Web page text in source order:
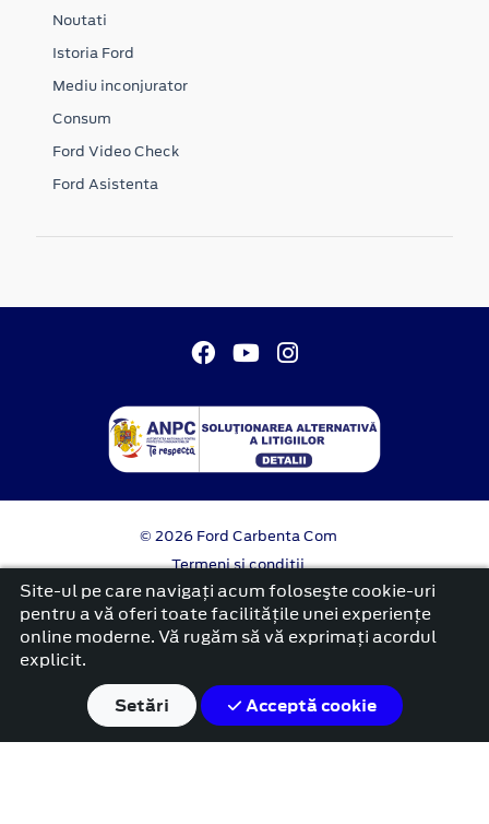
Noutati
Istoria Ford
Mediu inconjurator
Consum
Ford Video Check
Ford Asistenta
© 2026 Ford Carbenta Com
Termeni si conditii
Confidentialitate
Politica cookies
platformă dezvoltată de Workleto
Site-ul pe care navigați acum foloseşte cookie-uri
pentru a vă oferi toate facilitățile unei experiențe
online moderne. Vă rugăm să vă exprimați acordul
explicit.
Setări
Acceptă cookie